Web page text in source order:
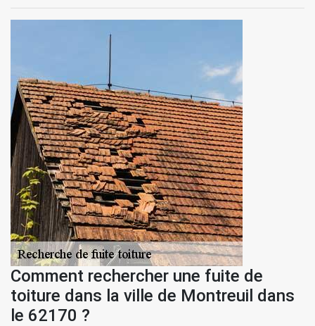
Comment rechercher une fuite de
toiture dans la ville de Montreuil dans
le 62170 ?